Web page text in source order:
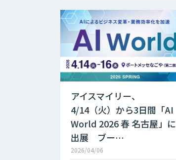
アイスマイリー、
4/14（火）から3日間「AI
World 2026 春 名古屋」に
出展 ブー…
2026/04/06